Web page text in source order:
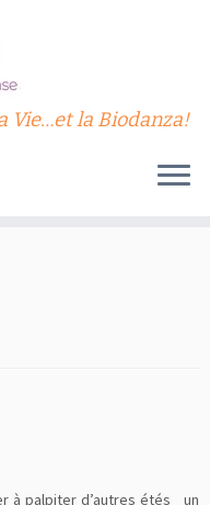
Vie…et la Biodanza!
à palpiter d’autres étés un